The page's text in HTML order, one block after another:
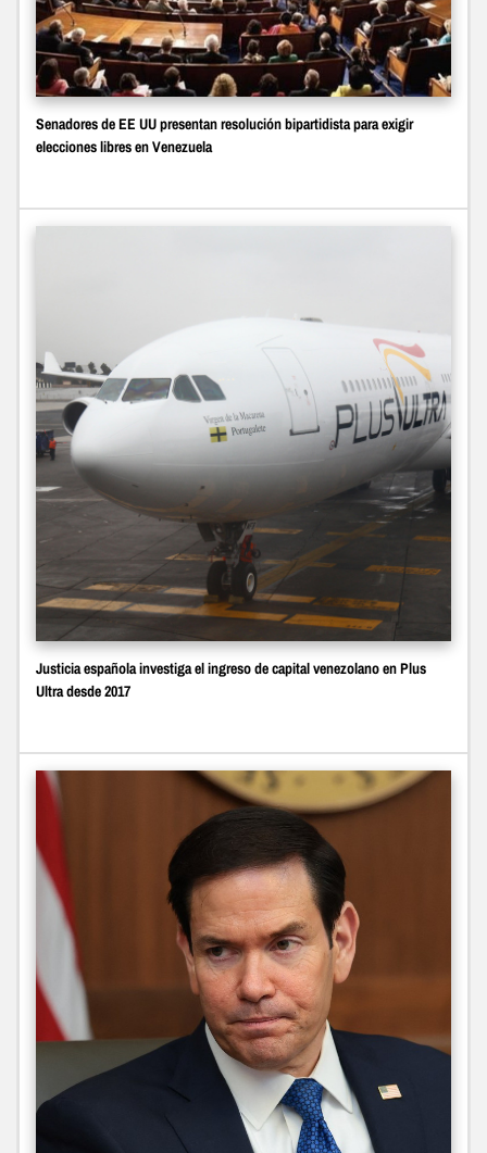
Senadores de EE UU presentan resolución bipartidista para exigir
elecciones libres en Venezuela
Justicia española investiga el ingreso de capital venezolano en Plus
Ultra desde 2017